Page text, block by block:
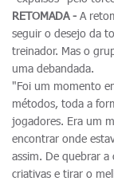
RETOMADA - A
seguir o desejo da
treinador. Mas o
uma debandada.
"Foi um momento
métodos, toda a
jogadores. Era um
encontrar onde
assim. De quebrar a
criativas e tirar o